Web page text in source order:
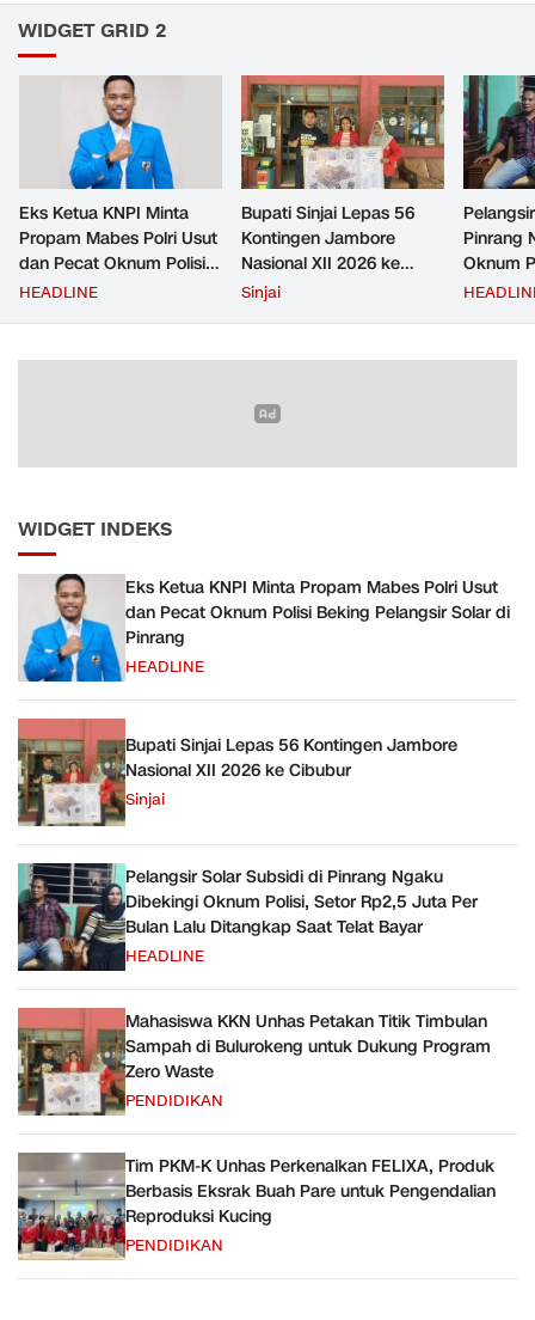
WIDGET GRID 2
Eks Ketua KNPI Minta
Propam Mabes Polri Usut
dan Pecat Oknum Polisi
Beking Pelangsir Solar di
HEADLINE
Bupati Sinjai Lepas 56
Kontingen Jambore
Nasional XII 2026 ke
Cibubur
Sinjai
Pinrang
Oknum
Rp2,5
WIDGET INDEKS
Eks Ketua KNPI Minta Propam Mabes Polri Usut
dan Pecat Oknum Polisi Beking Pelangsir Solar di
Pinrang
HEADLINE
Bupati Sinjai Lepas 56 Kontingen Jambore
Nasional XII 2026 ke Cibubur
Sinjai
Pelangsir Solar Subsidi di Pinrang Ngaku
Dibekingi Oknum Polisi, Setor Rp2,5 Juta Per
Bulan Lalu Ditangkap Saat Telat Bayar
HEADLINE
Mahasiswa KKN Unhas Petakan Titik Timbulan
Sampah di Bulurokeng untuk Dukung Program
Zero Waste
PENDIDIKAN
Tim PKM-K Unhas Perkenalkan FELIXA, Produk
Berbasis Eksrak Buah Pare untuk Pengendalian
Reproduksi Kucing
PENDIDIKAN